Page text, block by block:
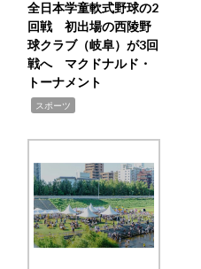
全日本学童軟式野球の2
回戦 初出場の西陵野
球クラブ（岐阜）が3回
戦へ マクドナルド・
トーナメント
スポーツ